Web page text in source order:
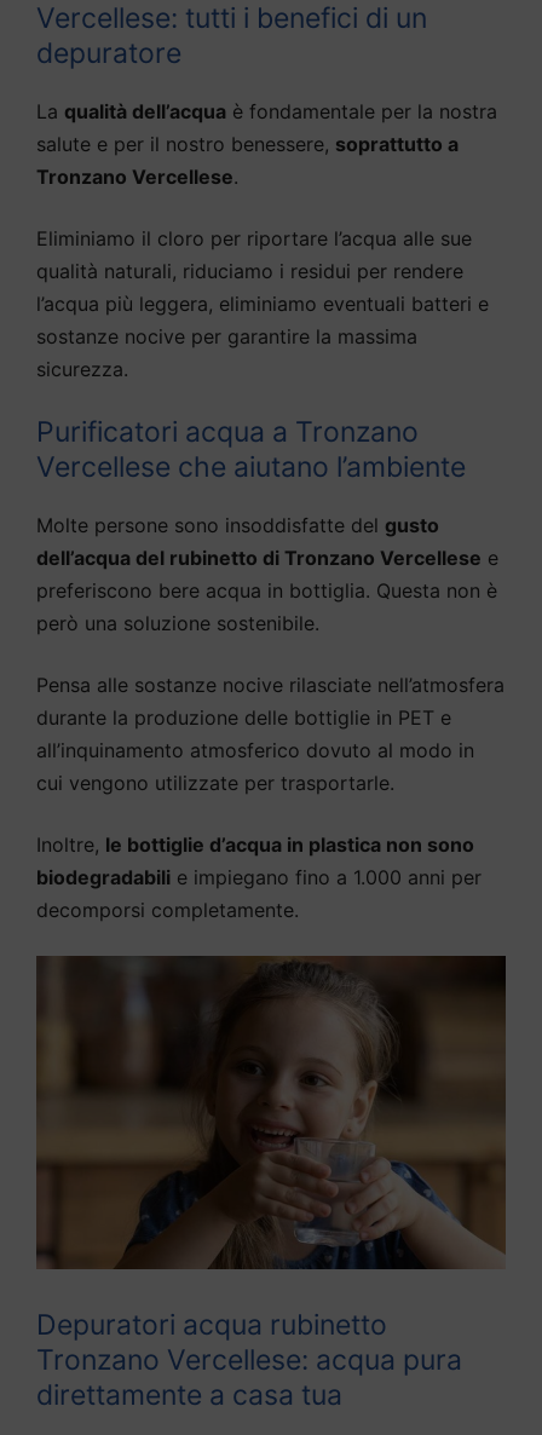
Vercellese: tutti i benefici di un
depuratore
La qualità dell’acqua è fondamentale per la nostra
salute e per il nostro benessere, soprattutto a
Tronzano Vercellese.
Eliminiamo il cloro per riportare l’acqua alle sue
qualità naturali, riduciamo i residui per rendere
l’acqua più leggera, eliminiamo eventuali batteri e
sostanze nocive per garantire la massima
sicurezza.
Purificatori acqua a Tronzano
Vercellese che aiutano l’ambiente
Molte persone sono insoddisfatte del gusto
dell’acqua del rubinetto di Tronzano Vercellese e
preferiscono bere acqua in bottiglia. Questa non è
però una soluzione sostenibile.
Pensa alle sostanze nocive rilasciate nell’atmosfera
durante la produzione delle bottiglie in PET e
all’inquinamento atmosferico dovuto al modo in
cui vengono utilizzate per trasportarle.
Inoltre, le bottiglie d’acqua in plastica non sono
biodegradabili e impiegano fino a 1.000 anni per
decomporsi completamente.
Depuratori acqua rubinetto
Tronzano Vercellese: acqua pura
direttamente a casa tua